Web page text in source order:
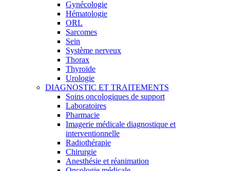
Gynécologie
Hématologie
ORL
Sarcomes
Sein
Système nerveux
Thorax
Thyroïde
Urologie
DIAGNOSTIC ET TRAITEMENTS
Soins oncologiques de support
Laboratoires
Pharmacie
Imagerie médicale diagnostique et
interventionnelle
Radiothérapie
Chirurgie
Anesthésie et réanimation